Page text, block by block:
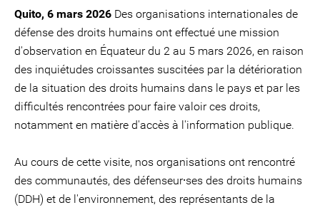
Quito, 6 mars 2026 Des organisations internationales de
défense des droits humains ont effectué une mission
d'observation en Équateur du 2 au 5 mars 2026, en raison
des inquiétudes croissantes suscitées par la détérioration
de la situation des droits humains dans le pays et par les
difficultés rencontrées pour faire valoir ces droits,
notamment en matière d'accès à l'information publique.
Au cours de cette visite, nos organisations ont rencontré
des communautés, des défenseur⸱ses des droits humains
(DDH) et de l'environnement, des représentants de la